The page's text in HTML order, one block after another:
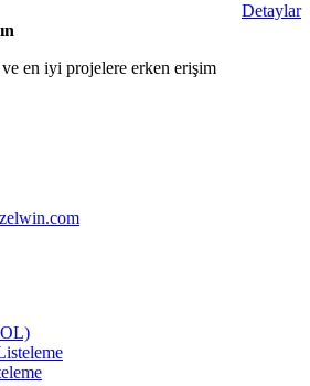
en iyi projelere erken erişim
Detaylar